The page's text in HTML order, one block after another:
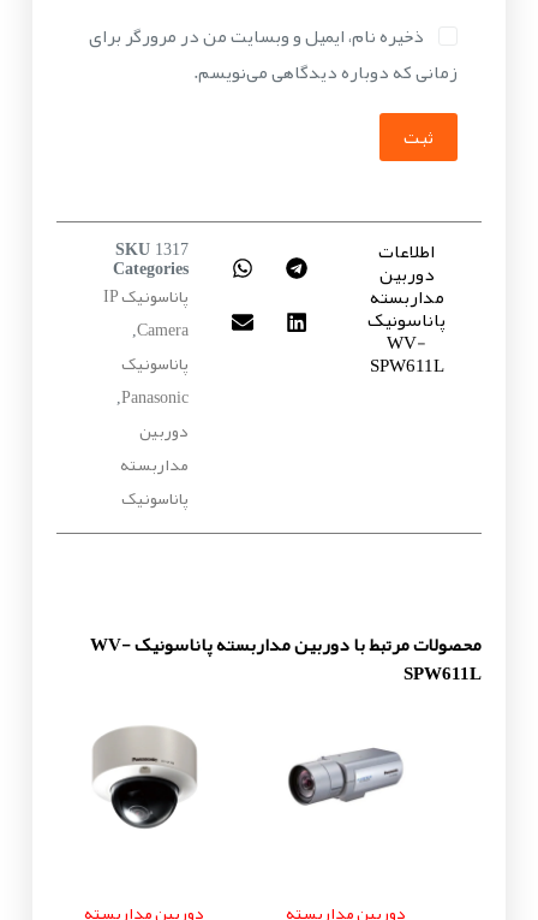
ذخیره نام، ایمیل و وبسایت من در مرورگر برای
زمانی که دوباره دیدگاهی می‌نویسم.
ثبت
اطلاعات
دوربین
مداربسته
پاناسونیک
WV-
SPW611L
SKU 1317
Categories
پاناسونیک IP
Camera
,
پاناسونیک
Panasonic
,
دوربین
مداربسته
پاناسونیک
محصولات مرتبط با دوربین مداربسته پاناسونیک WV-
SPW611L
دوربین مداربسته
دوربین مداربسته